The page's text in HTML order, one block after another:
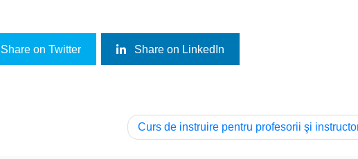
Share on Twitter Share on LinkedIn
Curs de instruire pentru profesorii şi